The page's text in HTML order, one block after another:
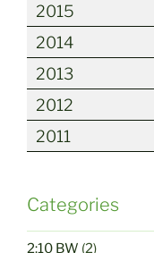
2015
2014
2013
2012
2011
Categories
2:10 BW (2)